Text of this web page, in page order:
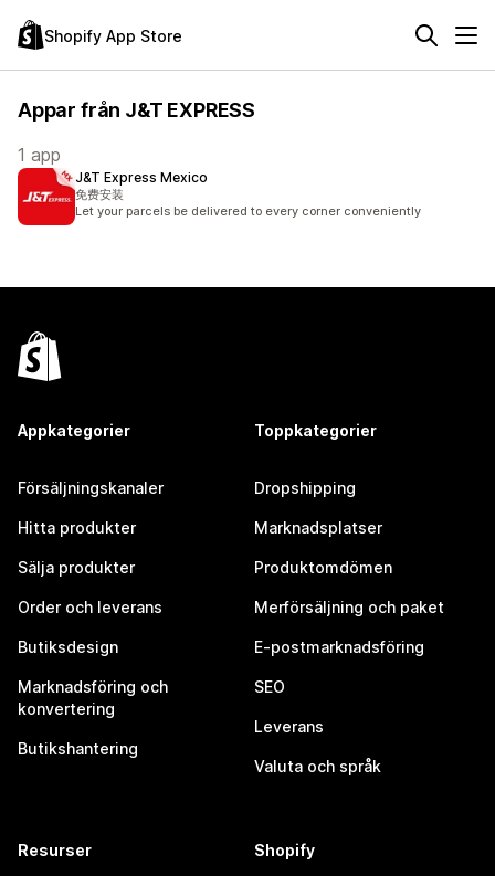
Shopify App Store
Appar från J&T EXPRESS
1 app
J&T Express Mexico
免费安装
Let your parcels be delivered to every corner conveniently
Appkategorier
Försäljningskanaler
Hitta produkter
Sälja produkter
Order och leverans
Butiksdesign
Marknadsföring och
konvertering
Butikshantering
Toppkategorier
Dropshipping
Marknadsplatser
Produktomdömen
Merförsäljning och paket
E-postmarknadsföring
SEO
Leverans
Valuta och språk
Resurser Shopify